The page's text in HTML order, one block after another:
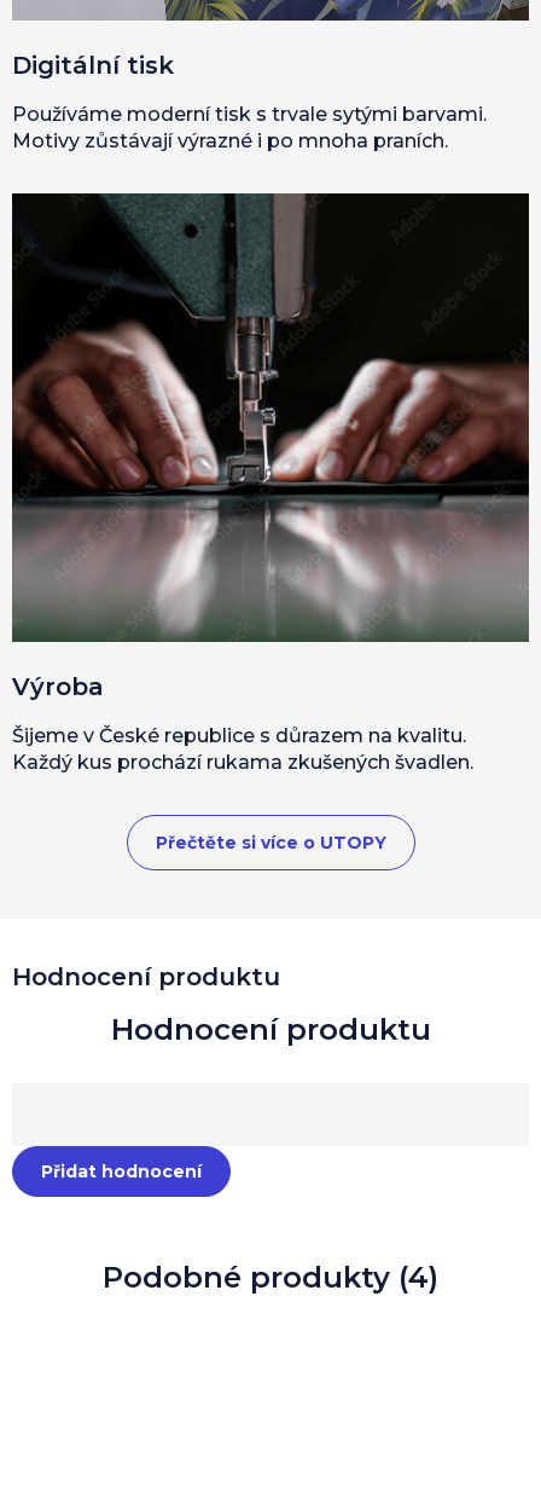
Podobné produkty (4)
Hodnocení produktu
Přidat hodnocení
Digitální tisk
Používáme moderní tisk s trvale sytými barvami.
Motivy zůstávají výrazné i po mnoha praních.
Výroba
Šijeme v České republice s důrazem na kvalitu.
Každý kus prochází rukama zkušených švadlen.
Přečtěte si více o UTOPY